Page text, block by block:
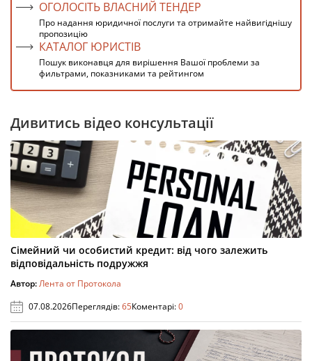
ОГОЛОСІТЬ ВЛАСНИЙ ТЕНДЕР
Про надання юридичної послуги та отримайте найвигіднішу
пропозицію
КАТАЛОГ ЮРИСТІВ
Пошук виконавця для вирішення Вашої проблеми за
фильтрами, показниками та рейтингом
Дивитись відео консультації
Сімейний чи особистий кредит: від чого залежить
відповідальність подружжя
Автор:Лента от Протокола
07.08.2026Переглядів:65Коментарі:0